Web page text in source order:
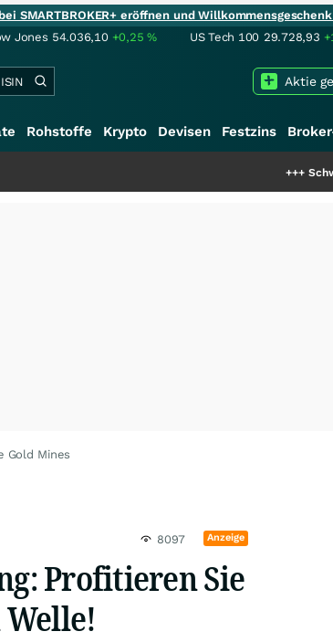
SMARTBROKER+ eröffnen und
Jones 54.036,10 +0,25% US Tech 100 29.728,93
Aktie
Rohstoffe Krypto Devisen Festzins
Schwere Seltene
Gold Mines
8097 Anzeige
Profitieren Sie